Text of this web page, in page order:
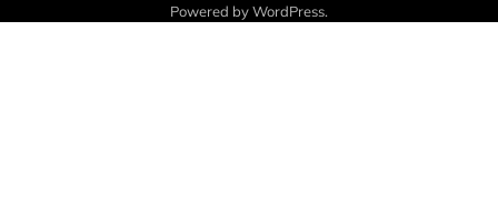
Powered byWordPress.